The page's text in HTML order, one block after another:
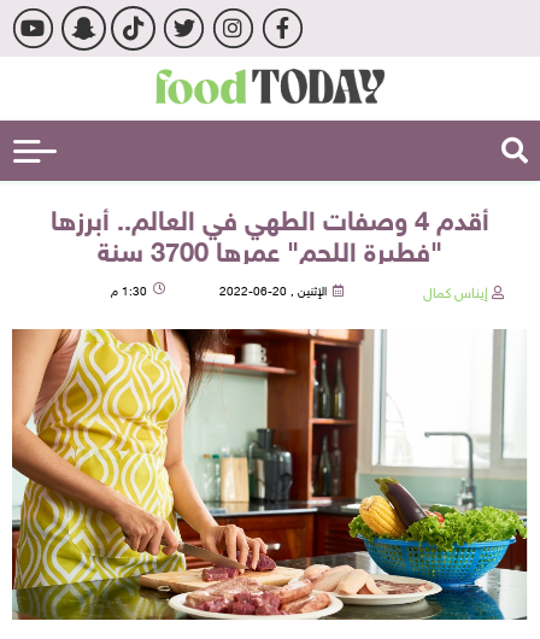
أقدم 4 وصفات الطهي في العالم.. أبرزها
"فطيرة اللحم" عمرها 3700 سنة
إيناس كمال الإثنين , 20-06-2022 1:30 م